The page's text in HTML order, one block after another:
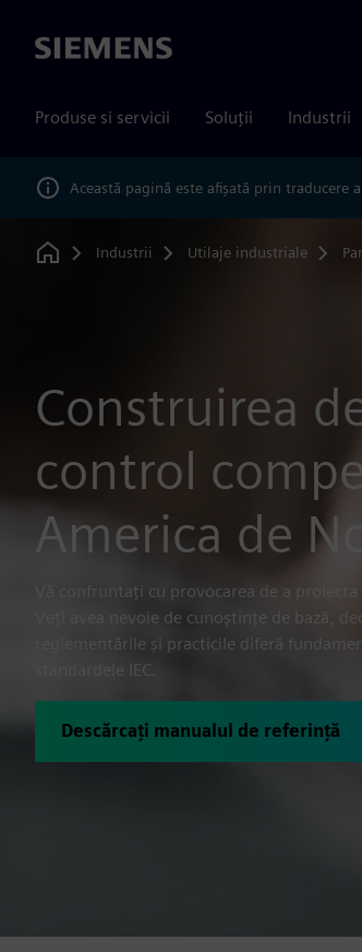
Siemens
Produse si servicii Soluții Industrii
Această pagină este afișată prin traducere
Home
Industrii Utilaje industriale
Construirea
control
America de
Vă confruntați cu provocarea de a
Veți avea nevoie de cunoștințe de bază,
reglementările și practicile diferă
standardele IEC.
Descărcați manualul de referință